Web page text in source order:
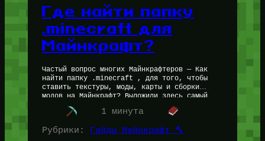
Где найти папку
.minecraft для
Майнкрафт?
Частый вопрос многих Майнкрафтеров — Как
найти папку .minecraft , для того, чтобы
ставить текстуры, моды, карты и сборки
модов на Майнкрафт? Выложили здесь самый
точный и актуальный гайд! Как…
1 минута
Рубрики:
Гайды Майнкрафт 🔨